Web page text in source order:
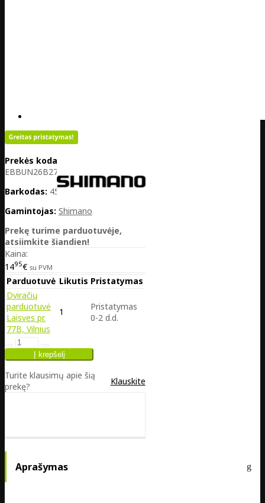
Prekės kodas:
EBBUN26B27B
Barkodas: 4524667089612
Gamintojas: Shimano
Prekę turime parduotuvėje,
atsiimkite šiandien!
Kaina:
1495€ su PVM
Parduotuvė Likutis Pristatymas
Dviračių
parduotuvė
Laisves pr.
77B, Vilnius
1
Pristatymas
0-2 d.d.
Turite klausimų apie šią
prekę?
Klauskite
Aprašymas